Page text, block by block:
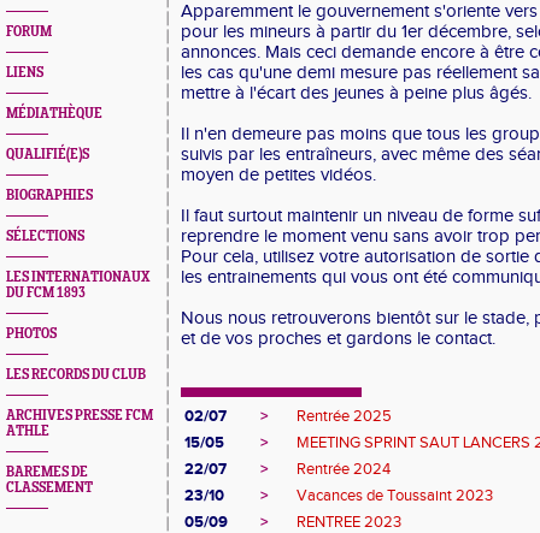
FORUM
LIENS
MÉDIATHÈQUE
QUALIFIÉ(E)S
BIOGRAPHIES
SÉLECTIONS
LES INTERNATIONAUX
DU FCM 1893
PHOTOS
LES RECORDS DU CLUB
ARCHIVES PRESSE FCM
ATHLE
BAREMES DE
CLASSEMENT
Apparemment le gouvernement s'oriente
pour les mineurs à partir du 1er décembre,
annonces. Mais ceci demande encore à être
les cas qu'une demi mesure pas réellement
mettre à l'écart des jeunes à peine plus âgés.
Il n'en demeure pas moins que tous les
suivis par les entraîneurs, avec même des
moyen de petites vidéos.
Il faut surtout maintenir un niveau de forme
reprendre le moment venu sans avoir trop
Pour cela, utilisez votre autorisation de sortie
les entrainements qui vous ont été
Nous nous retrouverons bientôt sur le stade,
et de vos proches et gardons le contact.
02/07 >
Rentrée 2025
15/05
>
MEETING SPRINT SAUT LANCERS
22/07
>
Rentrée 2024
23/10
>
Vacances de Toussaint 2023
05/09
>
RENTREE 2023